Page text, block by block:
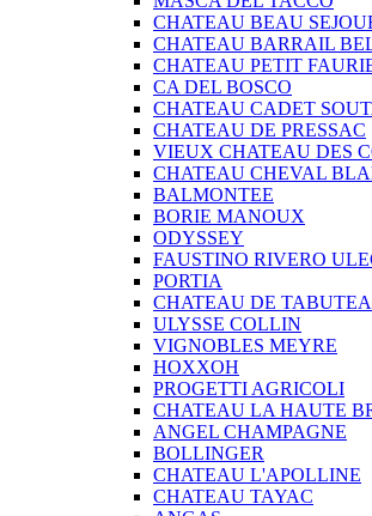
CHATEAU BEAU
CHATEAU BARRAIL
CHATEAU PETIT
CA DEL BOSCO
CHATEAU CADET
CHATEAU DE PRESSAC
VIEUX CHATEAU DES
CHATEAU CHEVAL
BALMONTEE
BORIE MANOUX
ODYSSEY
FAUSTINO RIVERO
PORTIA
CHATEAU DE
ULYSSE COLLIN
VIGNOBLES MEYRE
HOXXOH
PROGETTI AGRICOLI
CHATEAU LA HAUTE
ANGEL CHAMPAGNE
BOLLINGER
CHATEAU L'APOLLINE
CHATEAU TAYAC